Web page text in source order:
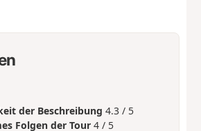
der Beschreibung 4.3 / 5
Folgen der Tour 4 / 5